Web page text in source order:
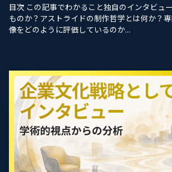
目次 この記事でわかること独自のインタビュ
ものか？アストライドの制作哲学とは何か？
像をどのように評価しているのか...